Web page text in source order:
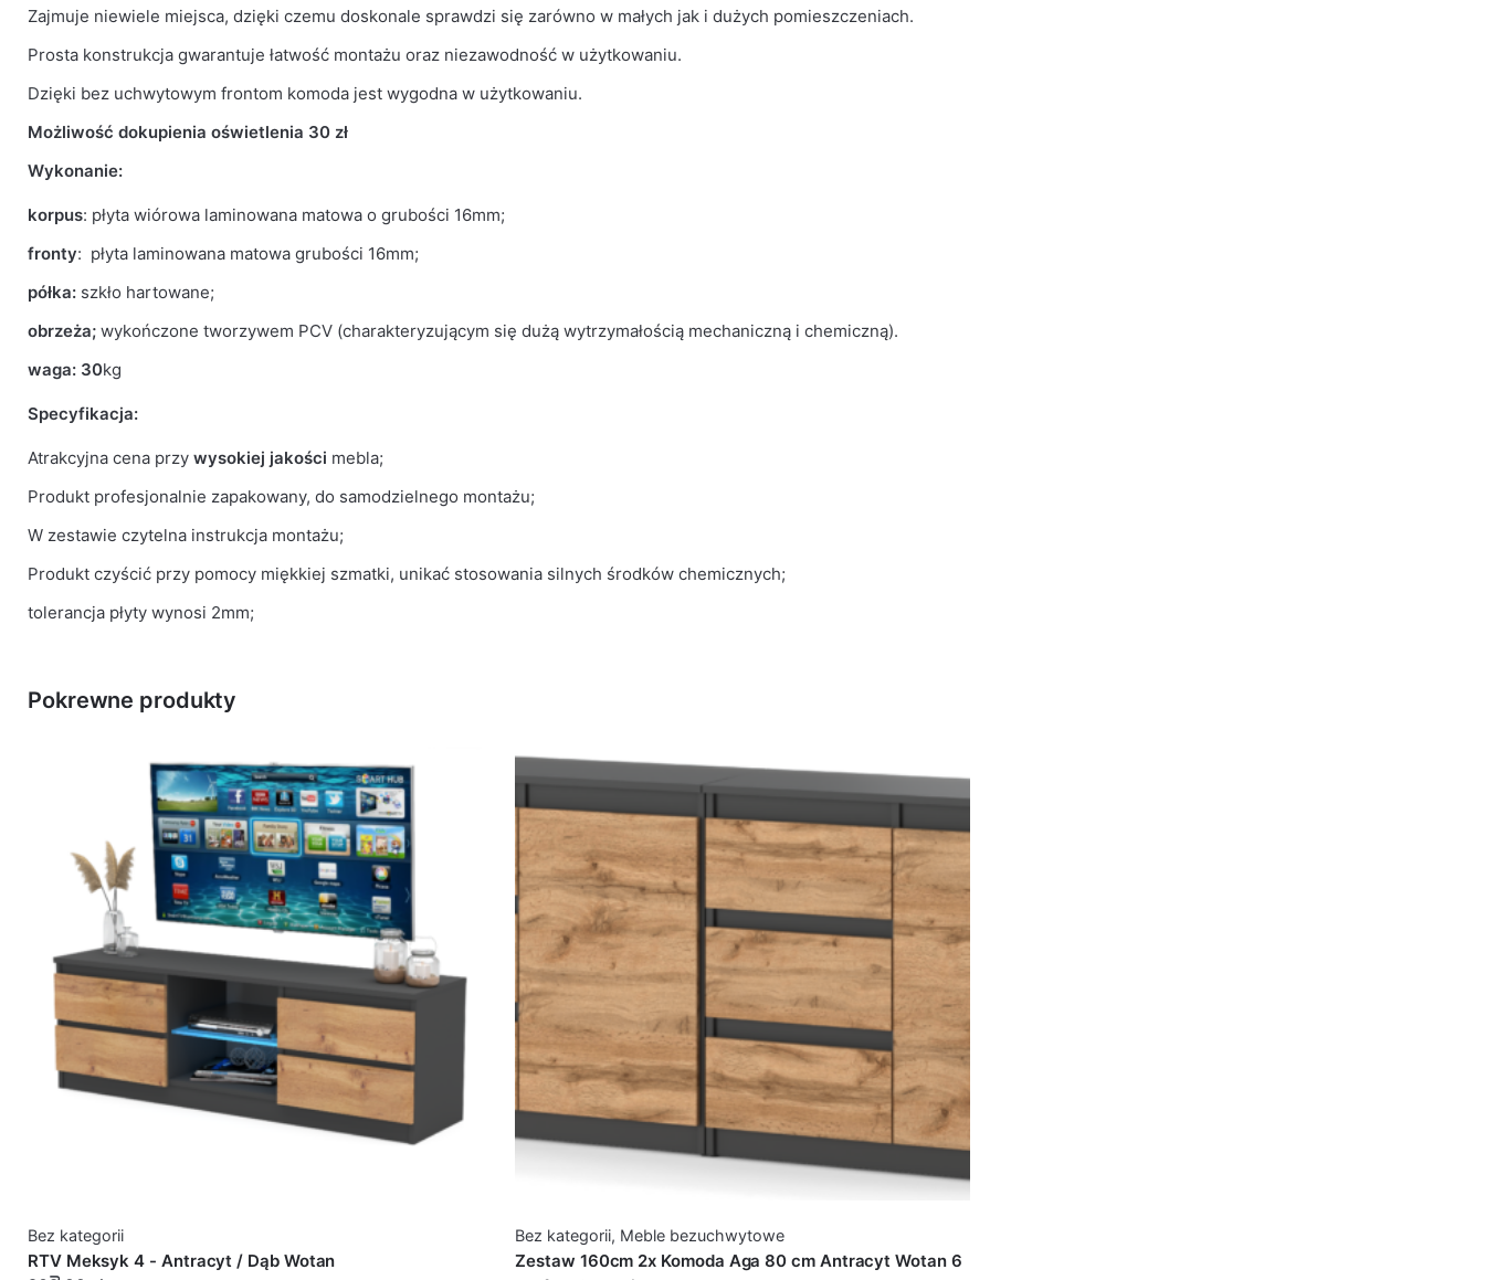
Zajmuje niewiele miejsca, dzięki czemu doskonale sprawdzi się zarówno w małych jak i dużych pomieszczeniach.
Prosta konstrukcja gwarantuje łatwość montażu oraz niezawodność w użytkowaniu.
Dzięki bez uchwytowym frontom komoda jest wygodna w użytkowaniu.
Możliwość dokupienia oświetlenia 30 zł
Wykonanie:
korpus: płyta wiórowa laminowana matowa o grubości 16mm;
fronty: płyta laminowana matowa grubości 16mm;
półka: szkło hartowane;
obrzeża; wykończone tworzywem PCV (charakteryzującym się dużą wytrzymałością mechaniczną i chemiczną).
waga: 30kg
Specyfikacja:
Atrakcyjna cena przy wysokiej jakości mebla;
Produkt profesjonalnie zapakowany, do samodzielnego montażu;
W zestawie czytelna instrukcja montażu;
Produkt czyścić przy pomocy miękkiej szmatki, unikać stosowania silnych środków chemicznych;
tolerancja płyty wynosi 2mm;
Kolor korpusu Antracyt
Kolor frontu Dąb Wotan
Kolor Blatu
Grubość płyty
Prowadnice Rolkowe
Pokrewne produkty
Bez kategorii
RTV Meksyk 4 - Antracyt / Dąb Wotan
Bez kategorii, Meble bezuchwytowe
Zestaw 160cm 2x Komoda Aga 80 cm Antracyt Wotan 6